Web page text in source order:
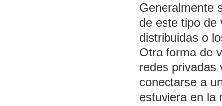
Generalmente
de este tipo de
distribuidas o
Otra forma de
redes privadas
conectarse a
estuviera en la